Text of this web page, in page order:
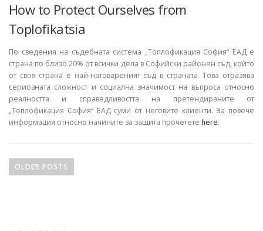
How to Protect Ourselves from
Toplofikatsia
По сведения на съдебната система „Топлофикация София“ ЕАД е
страна по близо 20% от всички дела в Софийски районен съд, който
от своя страна е най-натовареният съд в страната. Това отразява
сериозната сложност и социална значимост на въпроса относно
реалността и справедливостта на претендираните от
„Топлофикация София“ ЕАД суми от неговите клиенти. За повече
информация относно начините за защита прочетете here.
oOLDER POSTS